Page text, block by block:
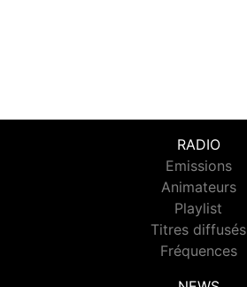
RADIO
Emissions
Animateurs
Playlist
Titres diffusés
Fréquences